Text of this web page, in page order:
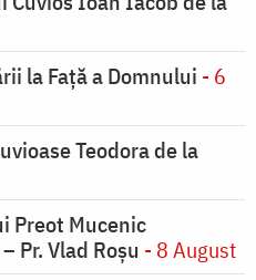
la Față a Domnului - 6
Teodora de la
Preot Mucenic
Pr. Vlad Roșu - 8 August